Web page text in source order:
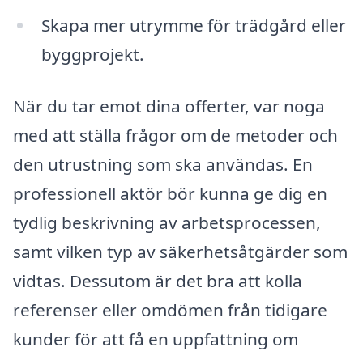
Skapa mer utrymme för trädgård eller
byggprojekt.
När du tar emot dina offerter, var noga
med att ställa frågor om de metoder och
den utrustning som ska användas. En
professionell aktör bör kunna ge dig en
tydlig beskrivning av arbetsprocessen,
samt vilken typ av säkerhetsåtgärder som
vidtas. Dessutom är det bra att kolla
referenser eller omdömen från tidigare
kunder för att få en uppfattning om